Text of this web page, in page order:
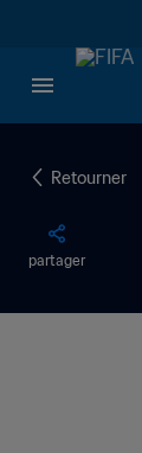
Retourner
partager